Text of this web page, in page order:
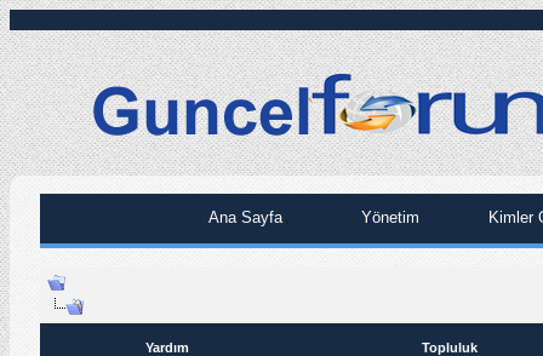
Ana Sayfa Yönetim Kimler
Yardım Topluluk